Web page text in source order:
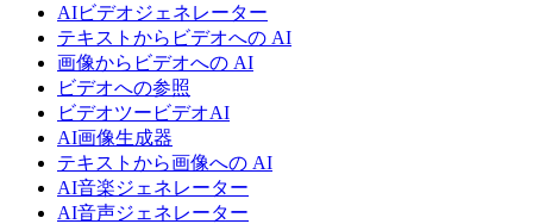
AIビデオジェネレーター
テキストからビデオへの AI
画像からビデオへの AI
ビデオへの参照
ビデオツービデオAI
AI画像生成器
テキストから画像への AI
AI音楽ジェネレーター
AI音声ジェネレーター